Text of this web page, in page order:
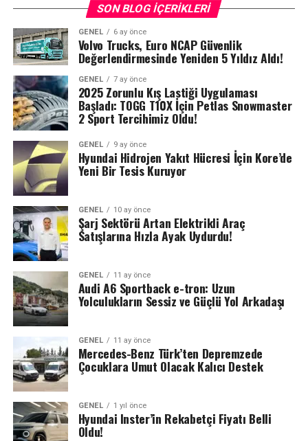
SON BLOG İÇERIKLERI
GENEL 6 ay önce
Volvo Trucks, Euro NCAP Güvenlik
Değerlendirmesinde Yeniden 5 Yıldız Aldı!
GENEL 7 ay önce
2025 Zorunlu Kış Lastiği Uygulaması
Başladı: TOGG T10X İçin Petlas Snowmaster
2 Sport Tercihimiz Oldu!
GENEL 9 ay önce
Hyundai Hidrojen Yakıt Hücresi İçin Kore’de
Yeni Bir Tesis Kuruyor
GENEL 10 ay önce
Şarj Sektörü Artan Elektrikli Araç
Satışlarına Hızla Ayak Uydurdu!
GENEL 11 ay önce
Audi A6 Sportback e-tron: Uzun
Yolculukların Sessiz ve Güçlü Yol Arkadaşı
GENEL 11 ay önce
Mercedes-Benz Türk’ten Depremzede
Çocuklara Umut Olacak Kalıcı Destek
GENEL 1 yıl önce
Hyundai Inster’in Rekabetçi Fiyatı Belli
Oldu!